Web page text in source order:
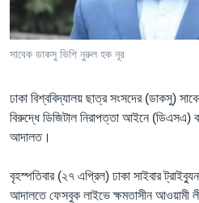
FOLLOW US
অন্য ভাষায় ওয়েব সাইট
সাবেক ডাকসু ভিপি নুরুল হক নূর
ঢাকা বিশ্ববিদ্যালয় ছাত্র সংসদের (ডাকসু)
বিরুদ্ধে ডিজিটাল নিরাপত্তা আইনে (ডিএসএ)
আদালত।
বৃহস্পতিবার (২৭ এপ্রিল) ঢাকা সাইবার
আদালতে ফেসবুক লাইভে ক্ষমতাসীন আওয়ামী